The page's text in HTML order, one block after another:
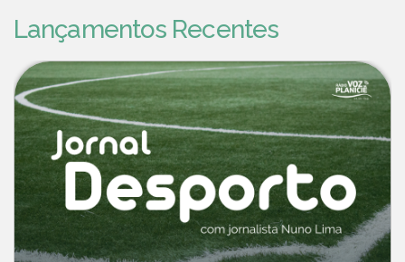
Lançamentos Recentes